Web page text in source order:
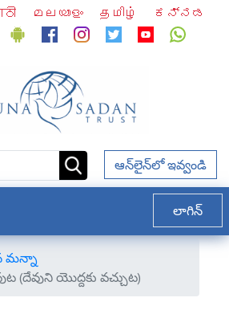
മലയാളം தமிழ் ಕನ್ನಡ
ఆన్‌లైన్‌లో ఇవ్వండి
లాగిన్
మన్నా
(దేవుని యొద్దకు వచ్చుట)